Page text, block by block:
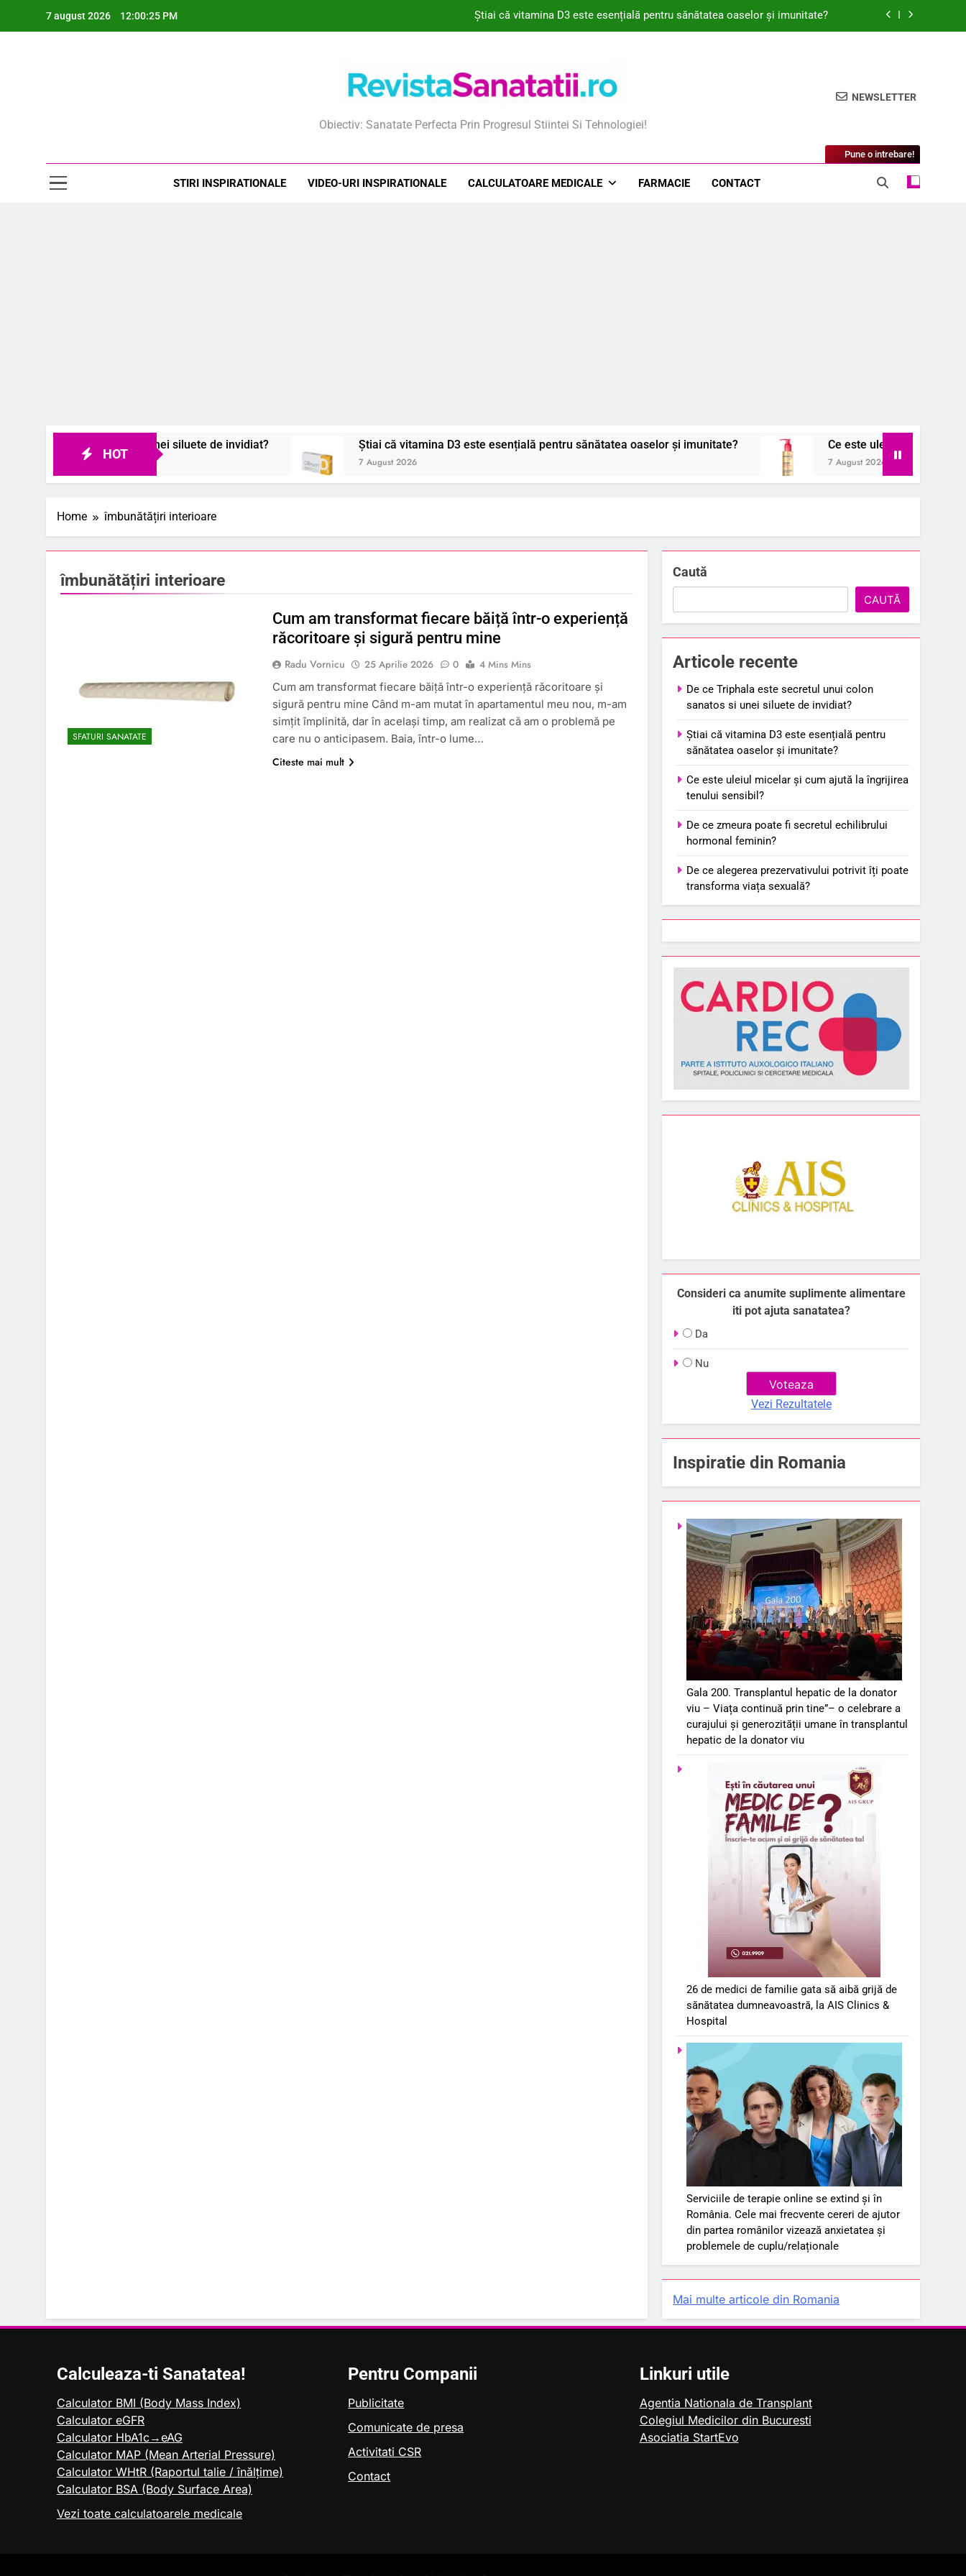
7 august 2026 12:00:25 PM Știai că vitamina D3 este esențială pentru sănătatea oaselor și imunitate?
De ce zmeura poate fi secretul echilibrului hormonal feminin?
Revista Sanatatii
Obiectiv: Sanatate Perfecta Prin Progresul Stiintei Si Tehnologiei!
NEWSLETTER
STIRI INSPIRATIONALE VIDEO-URI INSPIRATIONALE CALCULATOARE MEDICALE FARMACIE CONTACT
Pune o intrebare!
HOT
sanatos si unei siluete de invidiat? Știai că vitamina D3 este esențială pentru sănătatea oaselor și imunitate?
7 August 2026
Ce este uleiul micelar și cum ajută
7 August 2026
Home îmbunătățiri interioare
îmbunătățiri interioare
SFATURI SANATATE
Cum am transformat fiecare băiță într-o experiență
răcoritoare și sigură pentru mine
Radu Vornicu 25 Aprilie 2026 0
4 Mins Mins
Cum am transformat fiecare băiță într-o experiență răcoritoare și
sigură pentru mine Când m-am mutat în apartamentul meu nou, m-am
simțit împlinită, dar în același timp, am realizat că am o problemă pe
care nu o anticipasem. Baia, într-o lume…
Citeste mai mult
Caută
CAUTĂ
Articole recente
De ce Triphala este secretul unui colon
sanatos si unei siluete de invidiat?
Știai că vitamina D3 este esențială pentru
sănătatea oaselor și imunitate?
Ce este uleiul micelar și cum ajută la îngrijirea
tenului sensibil?
De ce zmeura poate fi secretul echilibrului
hormonal feminin?
De ce alegerea prezervativului potrivit îți poate
transforma viața sexuală?
Consideri ca anumite suplimente alimentare
iti pot ajuta sanatatea?
Da
Nu
Vezi Rezultatele
Inspiratie din Romania
Gala 200. Transplantul hepatic de la donator
viu – Viața continuă prin tine”– o celebrare a
curajului și generozității umane în transplantul
hepatic de la donator viu
26 de medici de familie gata să aibă grijă de
sănătatea dumneavoastră, la AIS Clinics &
Hospital
Serviciile de terapie online se extind și în
România. Cele mai frecvente cereri de ajutor
din partea românilor vizează anxietatea și
problemele de cuplu/relaționale
Mai multe articole din Romania
Calculeaza-ti Sanatatea!
Calculator BMI (Body Mass Index)
Calculator eGFR
Calculator HbA1c→eAG
Calculator MAP (Mean Arterial Pressure)
Calculator WHtR (Raportul talie / înălțime)
Calculator BSA (Body Surface Area)
Vezi toate calculatoarele medicale
Pentru Companii
Publicitate
Comunicate de presa
Activitati CSR
Contact
Linkuri utile
Agentia Nationala de Transplant
Colegiul Medicilor din Bucuresti
Asociatia StartEvo